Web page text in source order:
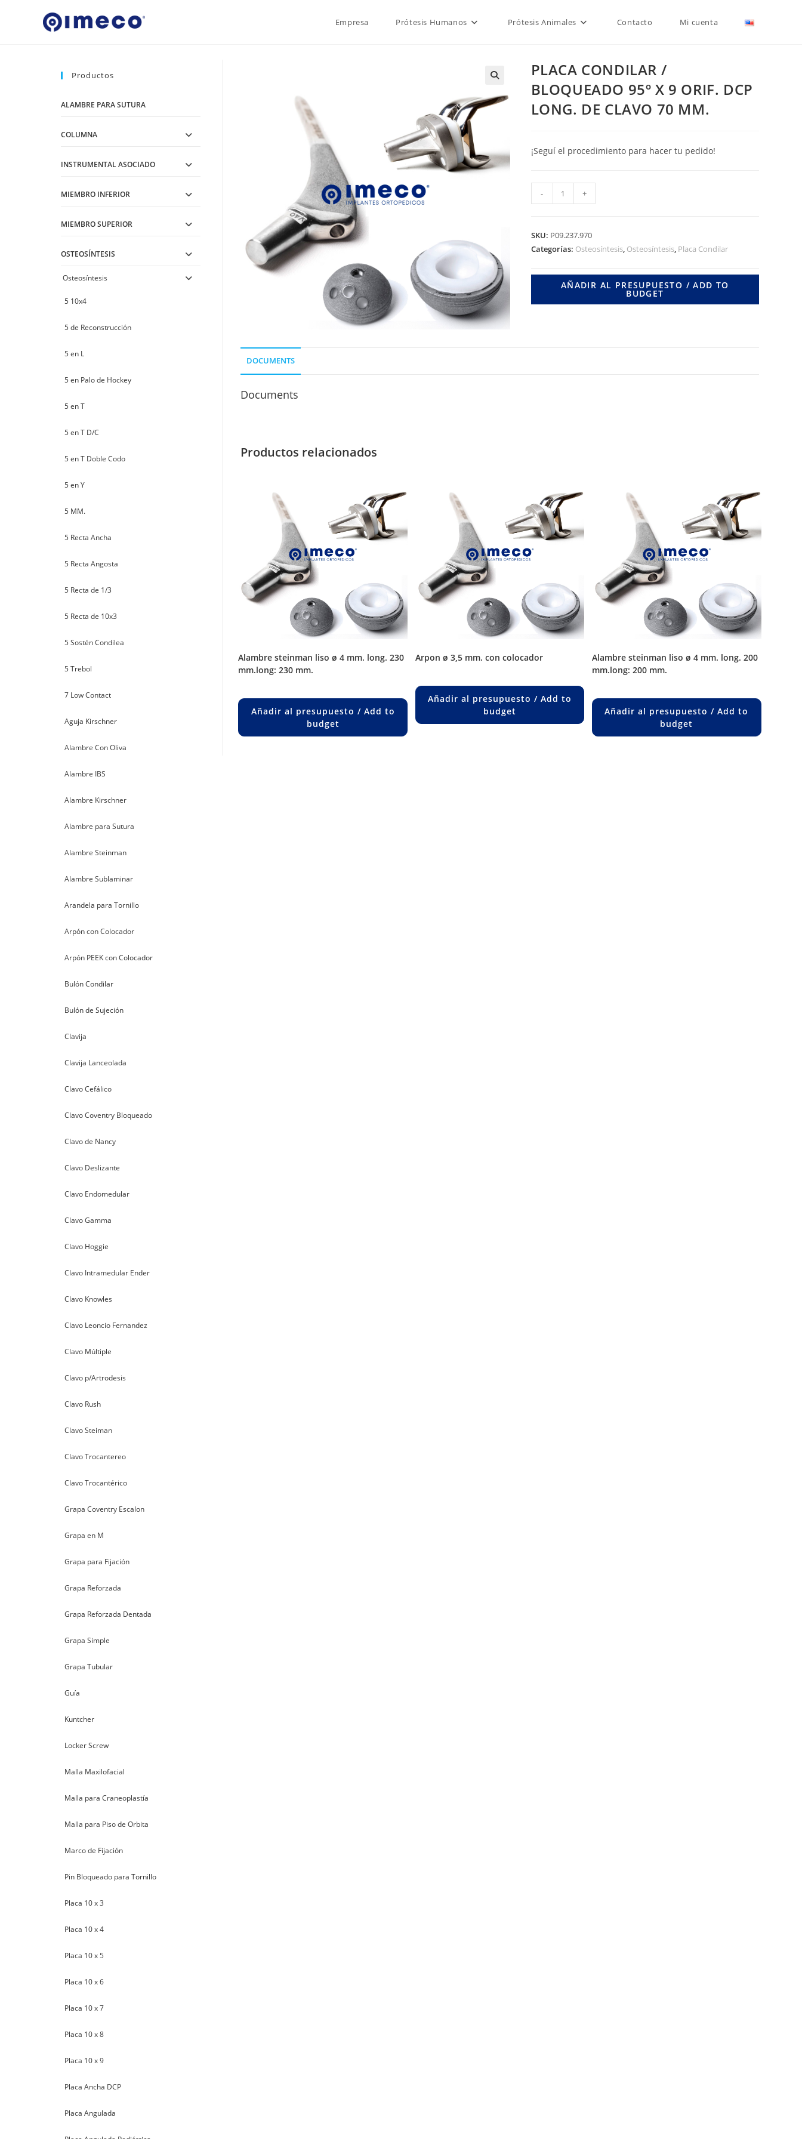
Empresa Prótesis Humanos Prótesis Animales Contacto Mi cuenta
PLACA CONDILAR /
BLOQUEADO 95º X 9 ORIF. DCP
LONG. DE CLAVO 70 MM.
¡Seguí el procedimiento para hacer tu pedido!
CONDILAR
BLOQUEADO
95º
- +
SKU: P09.237.970
Categorías: Osteosíntesis, Osteosíntesis, Placa Condilar
AÑADIR AL PRESUPUESTO / ADD TO
BUDGET
DOCUMENTS
Documents
Productos relacionados
alambre steinman liso ø 4 mm. long. 230
mm.long: 230 mm.
Añadir al presupuesto / Add to
budget
arpon ø 3,5 mm. con colocador
Añadir al presupuesto / Add to
budget
alambre steinman liso ø 4 mm. long. 200
mm.long: 200 mm.
Añadir al presupuesto / Add to
budget
Productos
ALAMBRE PARA SUTURA
COLUMNA
INSTRUMENTAL ASOCIADO
MIEMBRO INFERIOR
MIEMBRO SUPERIOR
OSTEOSÍNTESIS
Osteosíntesis
5 10x4
5 de Reconstrucción
5 en L
5 en Palo de Hockey
5 en T
5 en T D/C
5 en T Doble Codo
5 en Y
5 MM.
5 Recta Ancha
5 Recta Angosta
5 Recta de 1/3
5 Recta de 10x3
5 Sostén Condilea
5 Trebol
7 Low Contact
Aguja Kirschner
Alambre Con Oliva
Alambre IBS
Alambre Kirschner
Alambre para Sutura
Alambre Steinman
Alambre Sublaminar
Arandela para Tornillo
Arpón con Colocador
Arpón PEEK con Colocador
Bulón Condilar
Bulón de Sujeción
Clavija
Clavija Lanceolada
Clavo Cefálico
Clavo Coventry Bloqueado
Clavo de Nancy
Clavo Deslizante
Clavo Endomedular
Clavo Gamma
Clavo Hoggie
Clavo Intramedular Ender
Clavo Knowles
Clavo Leoncio Fernandez
Clavo Múltiple
Clavo p/Artrodesis
Clavo Rush
Clavo Steiman
Clavo Trocantereo
Clavo Trocantérico
Grapa Coventry Escalon
Grapa en M
Grapa para Fijación
Grapa Reforzada
Grapa Reforzada Dentada
Grapa Simple
Grapa Tubular
Guía
Kuntcher
Locker Screw
Malla Maxilofacial
Malla para Craneoplastía
Malla para Piso de Orbita
Marco de Fijación
Pin Bloqueado para Tornillo
Placa 10 x 3
Placa 10 x 4
Placa 10 x 5
Placa 10 x 6
Placa 10 x 7
Placa 10 x 8
Placa 10 x 9
Placa Ancha DCP
Placa Angulada